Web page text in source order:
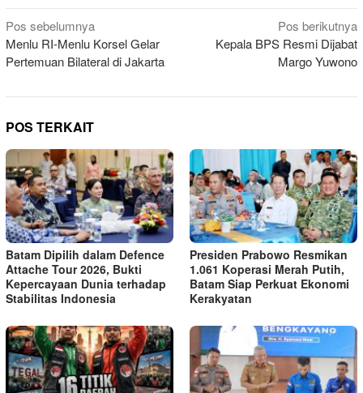
Navigasi
pos
Pos sebelumnya
Menlu RI-Menlu Korsel Gelar
Pertemuan Bilateral di Jakarta
Pos berikutnya
Kepala BPS Resmi Dijabat
Margo Yuwono
POS TERKAIT
Batam Dipilih dalam Defence
Attache Tour 2026, Bukti
Kepercayaan Dunia terhadap
Stabilitas Indonesia
Presiden Prabowo Resmikan
1.061 Koperasi Merah Putih,
Batam Siap Perkuat Ekonomi
Kerakyatan